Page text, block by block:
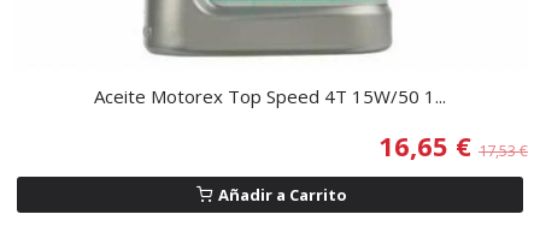
Aceite Motorex Top Speed 4T 15W/50 1...
16,65 € 17,53 €
Añadir a Carrito